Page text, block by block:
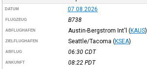
DATUM 07.08.2026
FLUGZEUG B738
ABFLUGHAFEN Austin-Bergstrom Int'l (KAUS)
ZIELFLUGHAFEN Seattle/Tacoma (KSEA)
ABFLUG 06:30 CDT
ANKUNFT 08:22 PDT